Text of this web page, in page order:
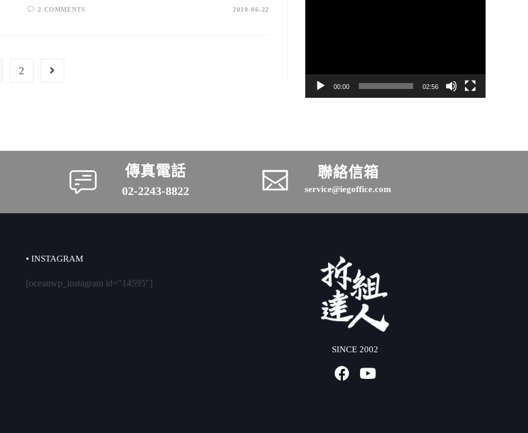
2 COMMENTS 2010-06-22
2
00:00 02:56
傳真電話
02-2243-8822
聯絡信箱
service@iegoffice.com
• INSTAGRAM
[oceanwp_instagram id="14595"]
SINCE 2002